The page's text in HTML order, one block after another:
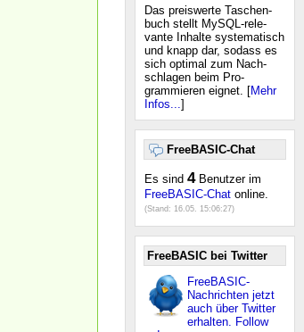
Das preiswerte Taschen-
buch stellt MySQL-rele-
vante Inhalte systematisch
und knapp dar, sodass es
sich optimal zum Nach-
schlagen beim Pro-
grammieren eignet. [Mehr
Infos...]
FreeBASIC-Chat
Es sind 4Benutzer im
FreeBASIC-Chat online.
(Stand: 16.05. 15:06:27)
FreeBASIC bei Twitter
FreeBASIC-
Nachrichten jetzt
auch über Twitter
erhalten. Follow